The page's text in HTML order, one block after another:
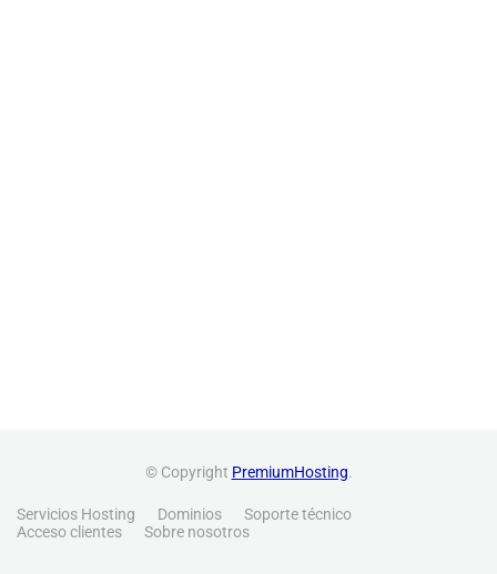
© Copyright PremiumHosting.
Servicios Hosting Dominios
Soporte técnico
Acceso clientes
Sobre nosotros